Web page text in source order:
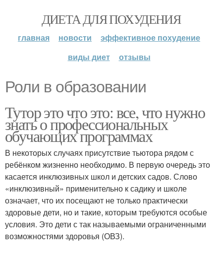
ДИЕТА ДЛЯ ПОХУДЕНИЯ
главная новости
эффективное похудение
виды диет
отзывы
Роли в образовании
Тутор это что это: все, что нужно
знать о профессиональных
обучающих программах
В некоторых случаях присутствие тьютора рядом с
ребёнком жизненно необходимо. В первую очередь это
касается инклюзивных школ и детских садов. Слово
«инклюзивный» применительно к садику и школе
означает, что их посещают не только практически
здоровые дети, но и такие, которым требуются особые
условия. Это дети с так называемыми ограниченными
возможностями здоровья (ОВЗ).